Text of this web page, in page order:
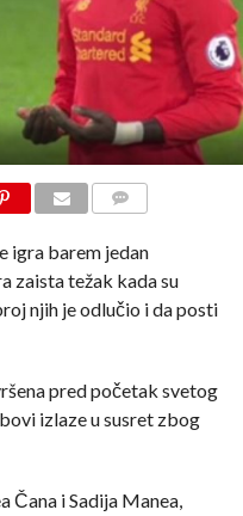
igra barem jedan
zaista težak kada su
njih je odlučio i da posti
pred početak svetog
izlaze u susret zbog
Čana i Sadija Manea,